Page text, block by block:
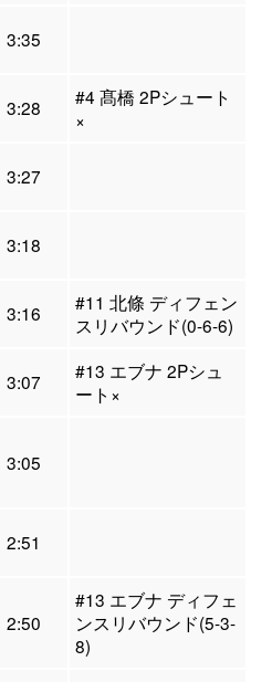
3:35
3:28
#4 髙橋 2Pシュート
×
3:27
3:18
3:16
#11 北條 ディフェン
スリバウンド(0-6-6)
3:07
#13 エブナ 2Pシュ
ート×
3:05
2:51
2:50
#13 エブナ ディフェ
ンスリバウンド(5-3-
8)